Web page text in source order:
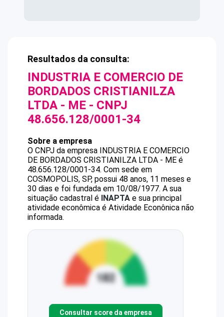
Resultados da consulta:
INDUSTRIA E COMERCIO DE
BORDADOS CRISTIANILZA
LTDA - ME - CNPJ
48.656.128/0001-34
Sobre a empresa
O CNPJ da empresa INDUSTRIA E COMERCIO
DE BORDADOS CRISTIANILZA LTDA - ME é
48.656.128/0001-34. Com sede em
COSMOPOLIS, SP, possui 48 anos, 11 meses e
30 dias e foi fundada em 10/08/1977. A sua
situação cadastral é INAPTA e sua principal
atividade econômica é Atividade Econônica não
informada.
Consultar score da empresa